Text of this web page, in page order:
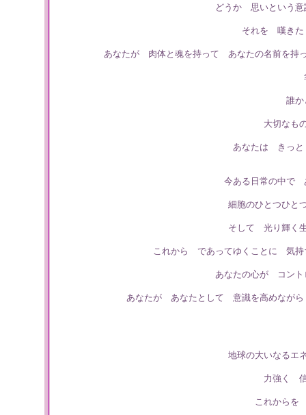
どうか 思いという
それを 嘆きた
あなたが 肉体と魂を持って あなたの名前を持
誰か
大切なも
あなたは きっと
今ある日常の中で
細胞のひとつひ
そして 光り輝く
これから であってゆくことに 気持
あなたの心が コント
あなたが あなたとして 意識を高めながら
地球の大いなるエ
力強く
これからを